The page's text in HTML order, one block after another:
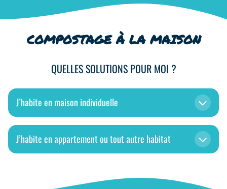
COMPOSTAGE À LA MAISON
QUELLES SOLUTIONS POUR MOI ?
J’habite en maison individuelle
J’habite en appartement ou tout autre habitat